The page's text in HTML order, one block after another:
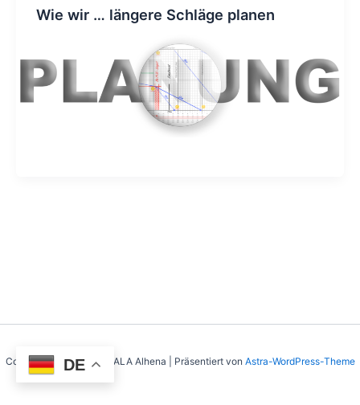
Wie wir … längere Schläge planen
Copyright © 2026 SY MALA Alhena | Präsentiert von Astra-WordPress-Theme
DE